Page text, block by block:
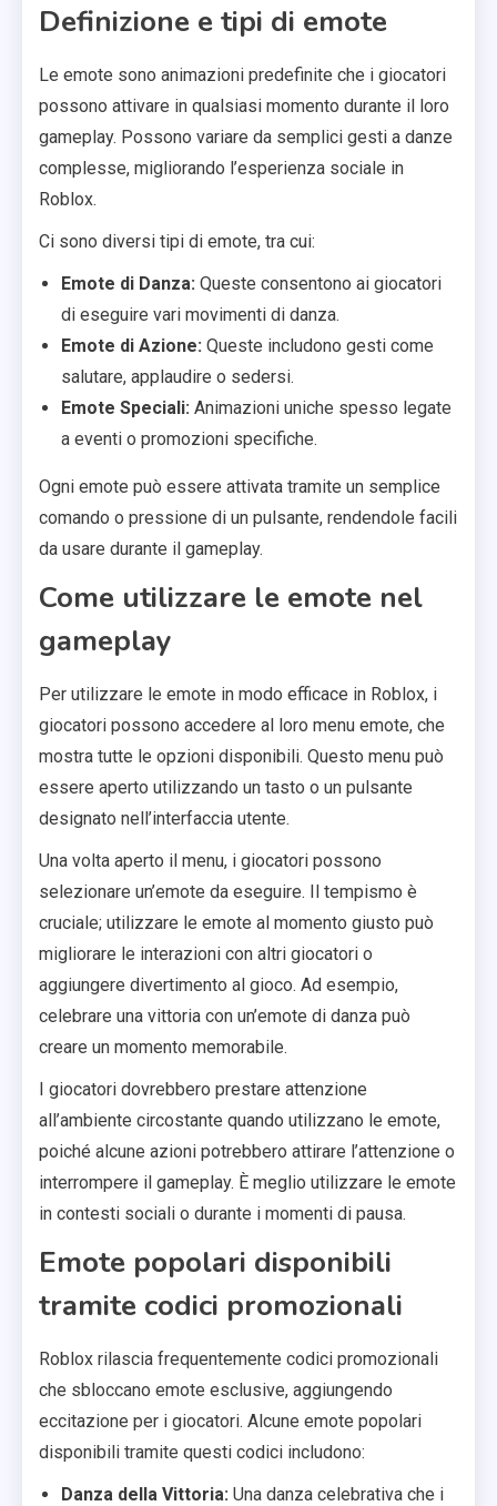
Definizione e tipi di emote
Le emote sono animazioni predefinite che i giocatori
possono attivare in qualsiasi momento durante il loro
gameplay. Possono variare da semplici gesti a danze
complesse, migliorando l’esperienza sociale in
Roblox.
Ci sono diversi tipi di emote, tra cui:
Emote di Danza: Queste consentono ai giocatori
di eseguire vari movimenti di danza.
Emote di Azione: Queste includono gesti come
salutare, applaudire o sedersi.
Emote Speciali: Animazioni uniche spesso legate
a eventi o promozioni specifiche.
Ogni emote può essere attivata tramite un semplice
comando o pressione di un pulsante, rendendole facili
da usare durante il gameplay.
Come utilizzare le emote nel
gameplay
Per utilizzare le emote in modo efficace in Roblox, i
giocatori possono accedere al loro menu emote, che
mostra tutte le opzioni disponibili. Questo menu può
essere aperto utilizzando un tasto o un pulsante
designato nell’interfaccia utente.
Una volta aperto il menu, i giocatori possono
selezionare un’emote da eseguire. Il tempismo è
cruciale; utilizzare le emote al momento giusto può
migliorare le interazioni con altri giocatori o
aggiungere divertimento al gioco. Ad esempio,
celebrare una vittoria con un’emote di danza può
creare un momento memorabile.
I giocatori dovrebbero prestare attenzione
all’ambiente circostante quando utilizzano le emote,
poiché alcune azioni potrebbero attirare l’attenzione o
interrompere il gameplay. È meglio utilizzare le emote
in contesti sociali o durante i momenti di pausa.
Emote popolari disponibili
tramite codici promozionali
Roblox rilascia frequentemente codici promozionali
che sbloccano emote esclusive, aggiungendo
eccitazione per i giocatori. Alcune emote popolari
disponibili tramite questi codici includono:
Danza della Vittoria: Una danza celebrativa che i